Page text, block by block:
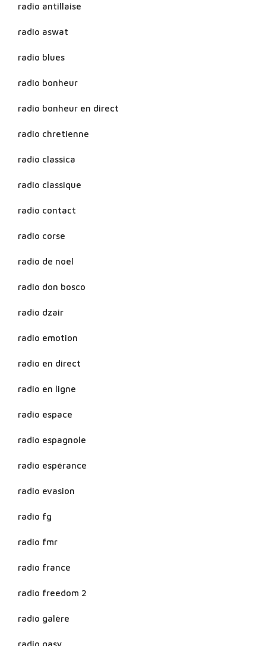
radio antillaise
radio aswat
radio blues
radio bonheur
radio bonheur en direct
radio chretienne
radio classica
radio classique
radio contact
radio corse
radio de noel
radio don bosco
radio dzair
radio emotion
radio en direct
radio en ligne
radio espace
radio espagnole
radio espérance
radio evasion
radio fg
radio fmr
radio france
radio freedom 2
radio galère
radio gasy